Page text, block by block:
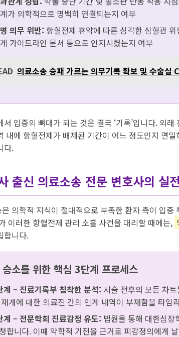
가 의학적으로 명백히 연결되는지 여부
의무 위반: 항혈전제 휴약에 따른 심각한 심혈관
가이드라인 문서 등으로 인지시켰는지 여부
의료소송 승패 가르는 의무기록 확보 및 수술실
서 입증의 뼈대가 되는 것은 결국 ‘기록’입니다. 외
내에 항혈전제가 배제된 기간이 어느 정도인지 면
다.
출신 의료소송 전문 변호사의 실
의학적 지식이 절대적으로 부족한 환자 측이 입
이러한 항혈전제 관리 소홀 사건을 대리할 때에는,
합니다.
소를 위한 핵심 3단계 프로세스
계 – 진료기록부 침착한 분석: 시술 전후의 모든 차
개에 대한 의료진 간의 인계 내역이 부재함을 타임
계 – 전문학회 진료감정 유도: 법원을 통해 대한심장
합니다. 이때 약학적 기전을 근거로 피감정의에게